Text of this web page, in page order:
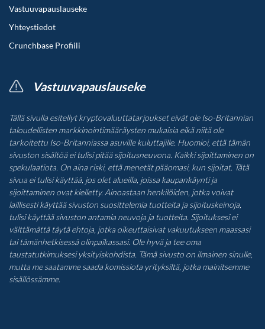
Vastuuvapauslauseke
Yhteystiedot
Crunchbase Profiili
Vastuuvapauslauseke
Tällä sivulla esitellyt kryptovaluuttatarjoukset eivät ole Iso-Britannian
taloudellisten markkinointimääräysten mukaisia eikä niitä ole
tarkoitettu Iso-Britanniassa asuville kuluttajille. Huomioi, että tämän
sivuston sisältöä ei tulisi pitää sijoitusneuvona. Kaikki sijoittaminen on
spekulaatiota. On aina riski, että menetät pääomasi, kun sijoitat. Tätä
sivua ei tulisi käyttää, jos olet alueilla, joissa kaupankäynti ja
sijoittaminen ovat kielletty. Ainoastaan henkilöiden, jotka voivat
laillisesti käyttää sivuston suosittelemia tuotteita ja sijoituskeinoja,
tulisi käyttää sivuston antamia neuvoja ja tuotteita. Sijoituksesi ei
välttämättä täytä ehtoja, jotka oikeuttaisivat vakuutukseen maassasi
tai tämänhetkisessä olinpaikassasi. Ole hyvä ja tee oma
taustatutkimuksesi yksityiskohdista. Tämä sivusto on ilmainen sinulle,
mutta me saatamme saada komissiota yrityksiltä, jotka mainitsemme
sisällössämme.